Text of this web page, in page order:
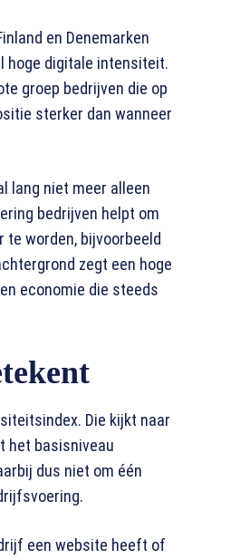
en Denemarken
hoge digitale intensiteit.
groep bedrijven die op
sterker dan wanneer
lang niet meer alleen
bedrijven helpt om
worden, bijvoorbeeld
zegt een hoge
economie die steeds
Die kijkt naar
het basisniveau
dus niet om één
een website heeft of